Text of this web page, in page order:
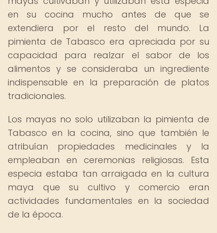
en su cocina mucho antes de que se
extendiera por el resto del mundo. La
pimienta de Tabasco era apreciada por su
capacidad para realzar el sabor de los
alimentos y se consideraba un ingrediente
indispensable en la preparación de platos
tradicionales.
Los mayas no solo utilizaban la pimienta de
Tabasco en la cocina, sino que también le
atribuían propiedades medicinales y la
empleaban en ceremonias religiosas. Esta
especia estaba tan arraigada en la cultura
maya que su cultivo y comercio eran
actividades fundamentales en la sociedad
de la época.